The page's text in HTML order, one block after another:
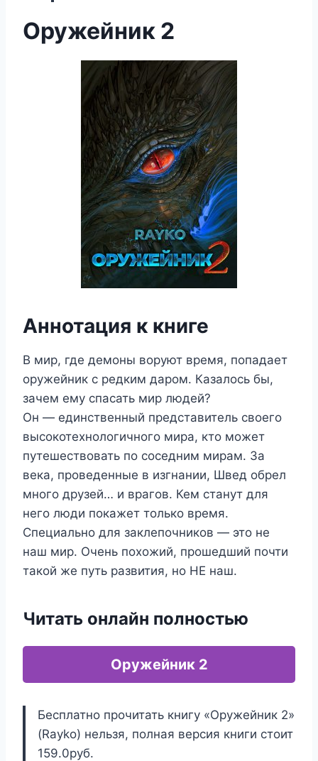
Оружейник 2
Аннотация к книге
В мир, где демоны воруют время, попадает
оружейник с редким даром. Казалось бы,
зачем ему спасать мир людей?
Он — единственный представитель своего
высокотехнологичного мира, кто может
путешествовать по соседним мирам. За
века, проведенные в изгнании, Швед обрел
много друзей… и врагов. Кем станут для
него люди покажет только время.
Специально для заклепочников — это не
наш мир. Очень похожий, прошедший почти
такой же путь развития, но НЕ наш.
Читать онлайн полностью
Оружейник 2
Бесплатно прочитать книгу «Оружейник 2»
(Rayko) нельзя, полная версия книги стоит
159.0руб.